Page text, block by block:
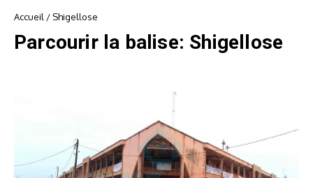
Accueil / Shigellose
Parcourir la balise: Shigellose